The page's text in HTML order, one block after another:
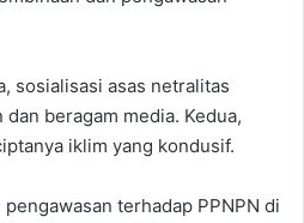
sosialisasi asas netralitas
beragam media. Kedua,
iklim yang kondusif.
terhadap PPNPN di